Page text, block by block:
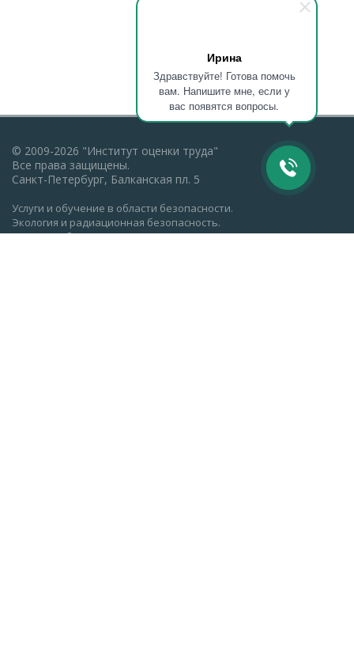
Ирина
Здравствуйте! Готова помочь
вам. Напишите мне, если у
вас появятся вопросы.
© 2009-2026 "Институт оценки труда"
Все права защищены.
Санкт-Петербург, Балканская пл. 5
Услуги и обучение в области безопасности.
Экология и радиационная безопасность.
Пожарная безопасность, ГО и ЧС.